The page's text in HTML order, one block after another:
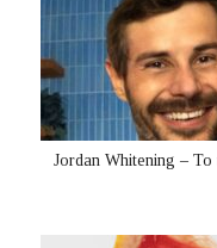
Jordan Whitening – Το